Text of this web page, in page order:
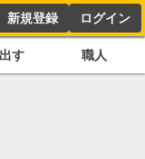
新規登録 ログイン
す 職人